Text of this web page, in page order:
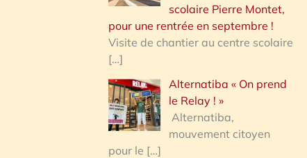
scolaire Pierre Montet,
pour une rentrée en septembre !
Visite de chantier au centre scolaire
[…]
Alternatiba « On prend
le Relay ! »
Alternatiba,
mouvement citoyen
pour le […]